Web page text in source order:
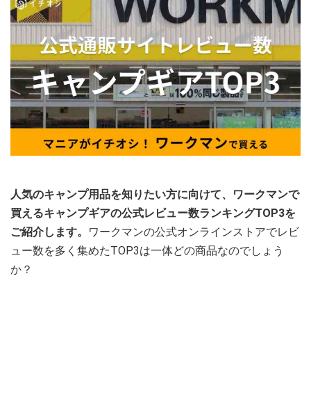
人気のキャンプ用品を知りたい方に向けて、ワークマンで
買えるキャンプギアの公式レビュー数ランキングTOP3を
ご紹介します。
ワークマンの公式オンラインストアでレビ
ュー数を多く集めたTOP3は一体どの商品なのでしょう
か？